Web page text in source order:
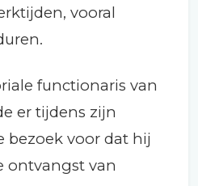
vooral
functionaris van
er tijdens zijn
voor dat hij
ontvangst van